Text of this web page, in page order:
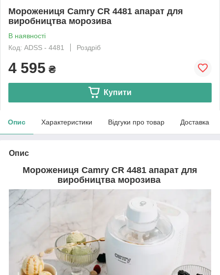
Морожениця Camry CR 4481 апарат для
виробництва морозива
В наявності
Код: ADSS - 4481
Роздріб
4 595 ₴
Купити
Опис Характеристики Відгуки про товар Доставка
Опис
Морожениця Camry CR 4481 апарат для
виробництва морозива